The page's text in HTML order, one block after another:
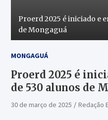
Proerd 2025 é iniciado e
de Mongaguá
MONGAGUÁ
Proerd 2025 é
de 530 alunos de
30 de março de 2025 Redação